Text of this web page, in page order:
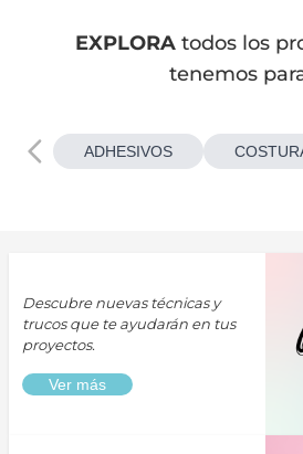
EXPLORA todos los
tenemos
ADHESIVOS
Descubre nuevas técnicas y
trucos que te ayudarán en tus
proyectos.
Ver más